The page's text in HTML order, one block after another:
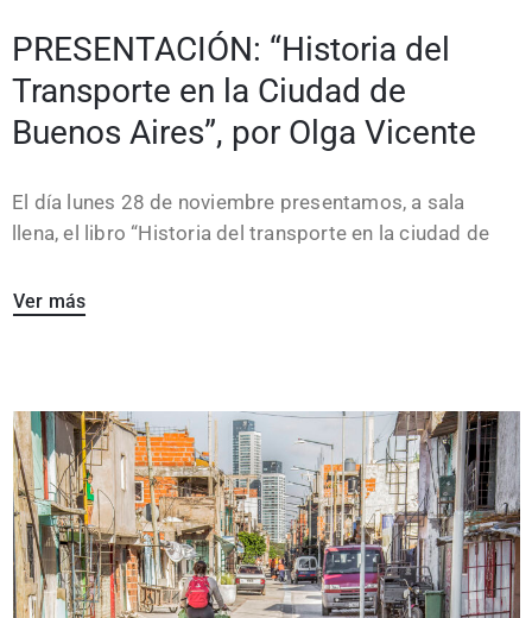
PRESENTACIÓN: “Historia del
Transporte en la Ciudad de
Buenos Aires”, por Olga Vicente
El día lunes 28 de noviembre presentamos, a sala
llena, el libro “Historia del transporte en la ciudad de
Ver más